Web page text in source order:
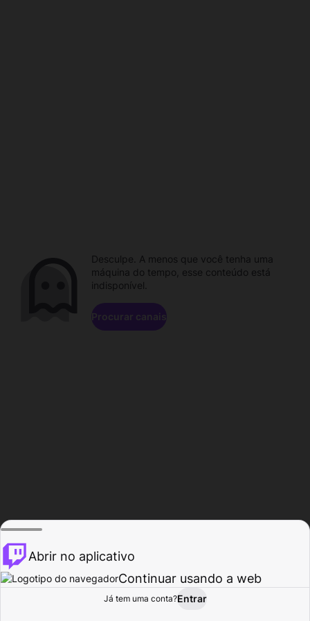
Procurar Atividade
Desculpe. A menos que você tenha uma
máquina do tempo, esse conteúdo está
indisponível.
Procurar canais
Abrir no aplicativo
Continuar usando a web
Já tem uma conta?Entrar